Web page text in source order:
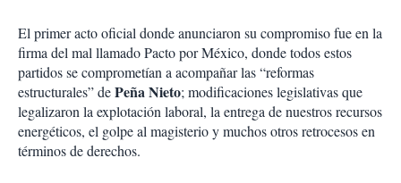
El primer acto oficial donde anunciaron su compromiso fue en la
firma del mal llamado Pacto por México, donde todos estos
partidos se comprometían a acompañar las “reformas
estructurales” dePeña Nieto; modificaciones legislativas que
legalizaron la explotación laboral, la entrega de nuestros recursos
energéticos, el golpe al magisterio y muchos otros retrocesos en
términos de derechos.